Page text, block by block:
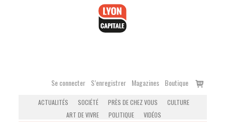
Se connecter S’enregistrer Magazines Boutique
Voir
ACTUALITÉS SOCIÉTÉ PRÈS DE CHEZ VOUS
CULTURE
ART DE VIVRE
POLITIQUE VIDÉOS